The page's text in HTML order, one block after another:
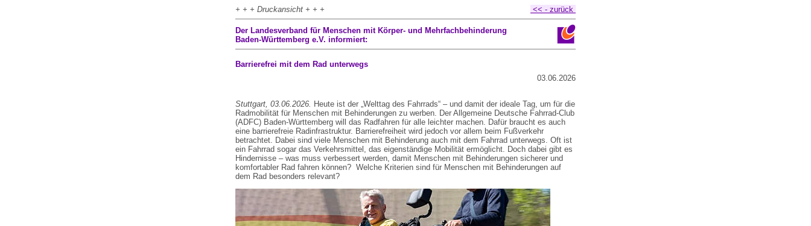
+ + + Druckansicht + + + << - zurück
Der Landesverband für Menschen mit Körper- und Mehrfachbehinderung
Baden-Württemberg e.V. informiert:
Barrierefrei mit dem Rad unterwegs
03.06.2026
Stuttgart, 03.06.2026. Heute ist der „Welttag des Fahrrads“ – und damit der ideale Tag, um für die
Radmobilität für Menschen mit Behinderungen zu werben. Der Allgemeine Deutsche Fahrrad-Club
(ADFC) Baden-Württemberg will das Radfahren für alle leichter machen. Dafür braucht es auch
eine barrierefreie Radinfrastruktur. Barrierefreiheit wird jedoch vor allem beim Fußverkehr
betrachtet. Dabei sind viele Menschen mit Behinderung auch mit dem Fahrrad unterwegs. Oft ist
ein Fahrrad sogar das Verkehrsmittel, das eigenständige Mobilität ermöglicht. Doch dabei gibt es
Hindernisse – was muss verbessert werden, damit Menschen mit Behinderungen sicherer und
komfortabler Rad fahren können? Welche Kriterien sind für Menschen mit Behinderungen auf
dem Rad besonders relevant?